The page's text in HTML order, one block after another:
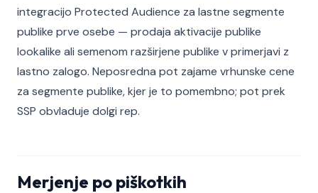
integracijo Protected Audience za lastne segmente
publike prve osebe — prodaja aktivacije publike
lookalike ali semenom razširjene publike v primerjavi z
lastno zalogo. Neposredna pot zajame vrhunske cene
za segmente publike, kjer je to pomembno; pot prek
SSP obvladuje dolgi rep.
Merjenje po piškotkih